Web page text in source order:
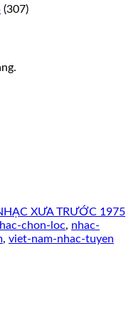
(307)
XƯA TRƯỚC 1975
chon-loc, nhac-
, viet-nam-nhac-tuyen